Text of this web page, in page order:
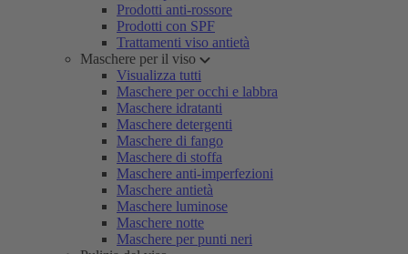
Prodotti anti-rossore
Prodotti con SPF
Trattamenti viso antietà
Maschere per il viso
Visualizza tutti
Maschere per occhi e labbra
Maschere idratanti
Maschere detergenti
Maschere di fango
Maschere di stoffa
Maschere anti-imperfezioni
Maschere antietà
Maschere luminose
Maschere notte
Maschere per punti neri